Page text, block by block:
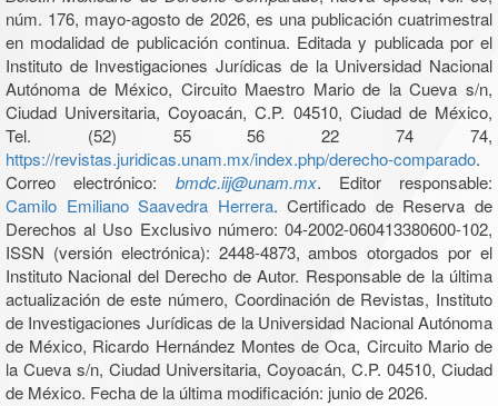
núm. 176, mayo-agosto de 2026, es una publicación cuatrimestral
en modalidad de publicación continua. Editada y publicada por el
Instituto de Investigaciones Jurídicas de la Universidad Nacional
Autónoma de México, Circuito Maestro Mario de la Cueva s/n,
Ciudad Universitaria, Coyoacán, C.P. 04510, Ciudad de México,
Tel. (52) 55 56 22 74 74,
https://revistas.juridicas.unam.mx/index.php/derecho-comparado.
Correo electrónico: bmdc.iij@unam.mx. Editor responsable:
Camilo Emiliano Saavedra Herrera. Certificado de Reserva de
Derechos al Uso Exclusivo número: 04-2002-060413380600-102,
ISSN (versión electrónica): 2448-4873, ambos otorgados por el
Instituto Nacional del Derecho de Autor. Responsable de la última
actualización de este número, Coordinación de Revistas, Instituto
de Investigaciones Jurídicas de la Universidad Nacional Autónoma
de México, Ricardo Hernández Montes de Oca, Circuito Mario de
la Cueva s/n, Ciudad Universitaria, Coyoacán, C.P. 04510, Ciudad
de México. Fecha de la última modificación: junio de 2026.